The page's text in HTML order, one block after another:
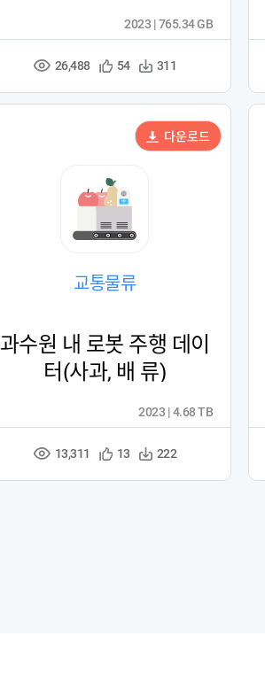
조
수
26,488
관
등
록
54
다
수
311
2023 | 765.34 GB
교통물류
과수원 내 로봇 주행 데이
터(사과, 배 류)
조
수
13,311
관
등
13
다
수
222
2023 | 4.68 TB
다운로드